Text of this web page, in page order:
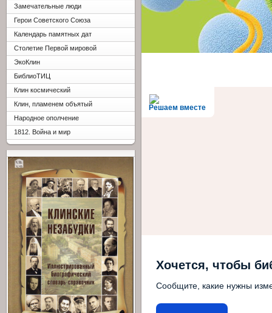
Решаем вместе
Хочется, чтобы
Сообщите, какие нужны
Замечательные люди
Герои Советского Союза
Календарь памятных дат
Столетие Первой мировой
ЭкоКлин
БиблиоТИЦ
Клин космический
Клин, пламенем объятый
Народное ополчение
1812. Война и мир